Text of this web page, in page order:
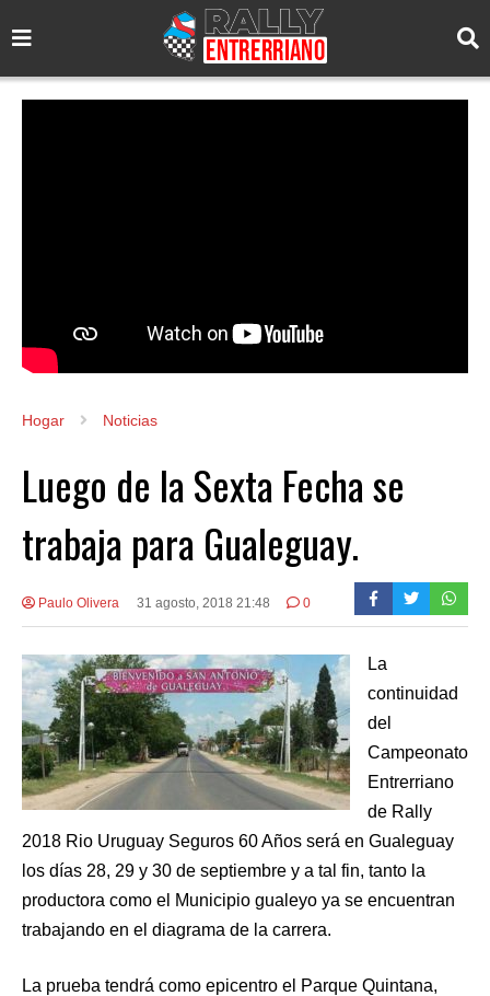
Hogar Noticias
Luego de la Sexta Fecha se
trabaja para Gualeguay.
Paulo Olivera 31 agosto, 2018 21:48 0
La
continuidad
del
Campeonato
Entrerriano
de Rally
2018 Rio Uruguay Seguros 60 Años será en Gualeguay
los días 28, 29 y 30 de septiembre y a tal fin, tanto la
productora como el Municipio gualeyo ya se encuentran
trabajando en el diagrama de la carrera.
La prueba tendrá como epicentro el Parque Quintana,